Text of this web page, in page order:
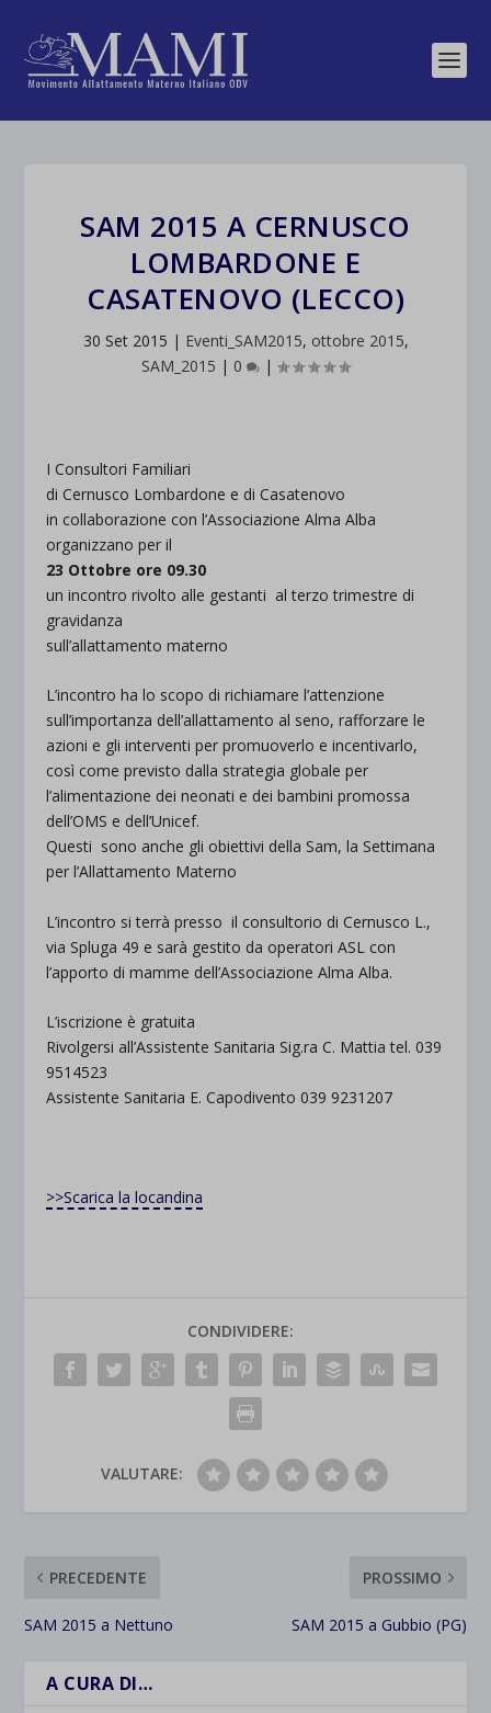
SAM 2015 A CERNUSCO
LOMBARDONE E
CASATENOVO (LECCO)
30 Set 2015 | Eventi_SAM2015, ottobre 2015,
SAM_2015 | 0 |
I Consultori Familiari
di Cernusco Lombardone e di Casatenovo
in collaborazione con l’Associazione Alma Alba
organizzano per il
23 Ottobre ore 09.30
un incontro rivolto alle gestanti al terzo trimestre di
gravidanza
sull’allattamento materno
L’incontro ha lo scopo di richiamare l’attenzione
sull’importanza dell’allattamento al seno, rafforzare le
azioni e gli interventi per promuoverlo e incentivarlo,
così come previsto dalla strategia globale per
l’alimentazione dei neonati e dei bambini promossa
dell’OMS e dell’Unicef.
Questi sono anche gli obiettivi della Sam, la Settimana
per l’Allattamento Materno
L’incontro si terrà presso il consultorio di Cernusco L.,
via Spluga 49 e sarà gestito da operatori ASL con
l’apporto di mamme dell’Associazione Alma Alba.
L’iscrizione è gratuita
Rivolgersi all’Assistente Sanitaria Sig.ra C. Mattia tel. 039
9514523
Assistente Sanitaria E. Capodivento 039 9231207
>>Scarica la locandina
CONDIVIDERE:
VALUTARE:
PRECEDENTE
SAM 2015 a Nettuno
PROSSIMO
SAM 2015 a Gubbio (PG)
A CURA DI…